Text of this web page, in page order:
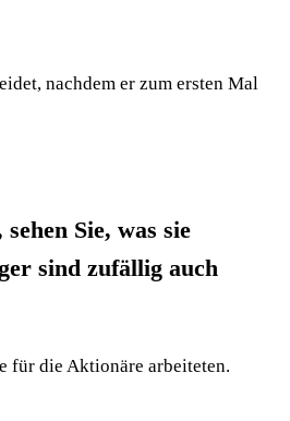
nachdem er zum ersten Mal
Sie, was sie
sind zufällig auch
für die Aktionäre arbeiteten.